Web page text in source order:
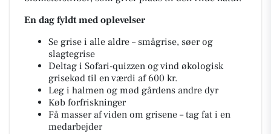
En dag fyldt med oplevelser
Se grise i alle aldre – smågrise, søer og
slagtegrise
Deltag i Sofari-quizzen og vind økologisk
grisekød til en værdi af 600 kr.
Leg i halmen og mød gårdens andre dyr
Køb forfriskninger
Få masser af viden om grisene – tag fat i en
medarbejder